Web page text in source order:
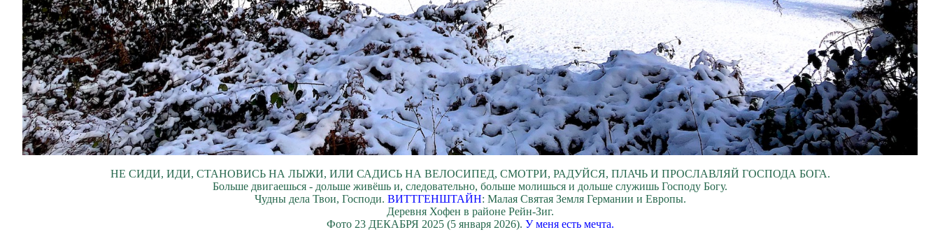
НЕ СИДИ, ИДИ, СТАНОВИСЬ НА ЛЫЖИ, ИЛИ САДИСЬ НА ВЕЛОСИПЕД, СМОТРИ, РАДУЙСЯ, ПЛАЧЬ И ПРОСЛАВЛЯЙ ГОСПОДА БОГА.
Больше двигаешься - дольше живёшь и, следовательно, больше молишься и дольше служишь Господу Богу.
Чудны дела Твои, Господи. ВИТТГЕНШТАЙН: Малая Святая Земля Германии и Европы.
Деревня Хофен в районе Рейн-Зиг.
Фото 23 ДЕКАБРЯ 2025 (5 января 2026). У меня есть мечта.